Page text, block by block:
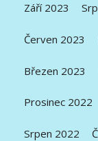
Září 2023
Červen 2023
Březen 2023
Prosinec 2022
Srpen 2022